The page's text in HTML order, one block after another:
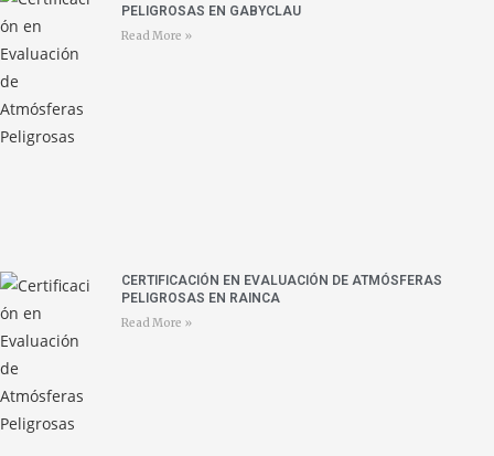
PELIGROSAS EN GABYCLAU
Read More »
CERTIFICACIÓN EN EVALUACIÓN DE ATMÓSFERAS
PELIGROSAS EN RAINCA
Read More »